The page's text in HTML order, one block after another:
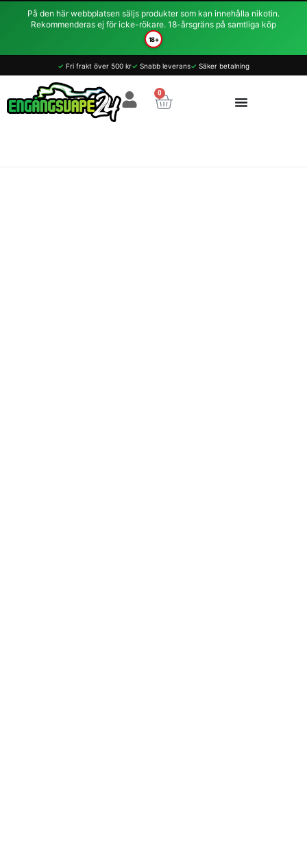
På den här webbplatsen säljs produkter som kan innehålla nikotin.
Rekommenderas ej för icke-rökare. 18-årsgräns på samtliga köp
18+
Hoppa
✓ Fri frakt över 500 kr✓ Snabb leverans✓ Säker betalning
0
Varukorg